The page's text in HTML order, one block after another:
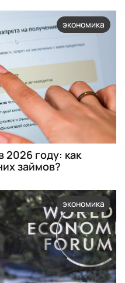
экономика
2026 году: как
займов?
экономика